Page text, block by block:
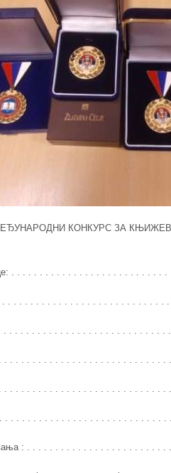
КОНКУРС ЗА
. . . . . . . . . . . . . . . . . . . . . . . . . . .
. . . . . . . . . . . . . . . . . . . . . . . . . . . . .
: . . . . . . . . . . . . . . . . . . . . . . . . . . . .
. . . . . . . . . . . . . . . . . . . . . . . . . . . . .
. . . . . . . . . . . . . . . . . . . . . . . . . . . . .
. . . . . . . . . . . . . . . . . . . . . . . . . . . . . .
: . . . . . . . . . . . . . . . . . . . . . . . .